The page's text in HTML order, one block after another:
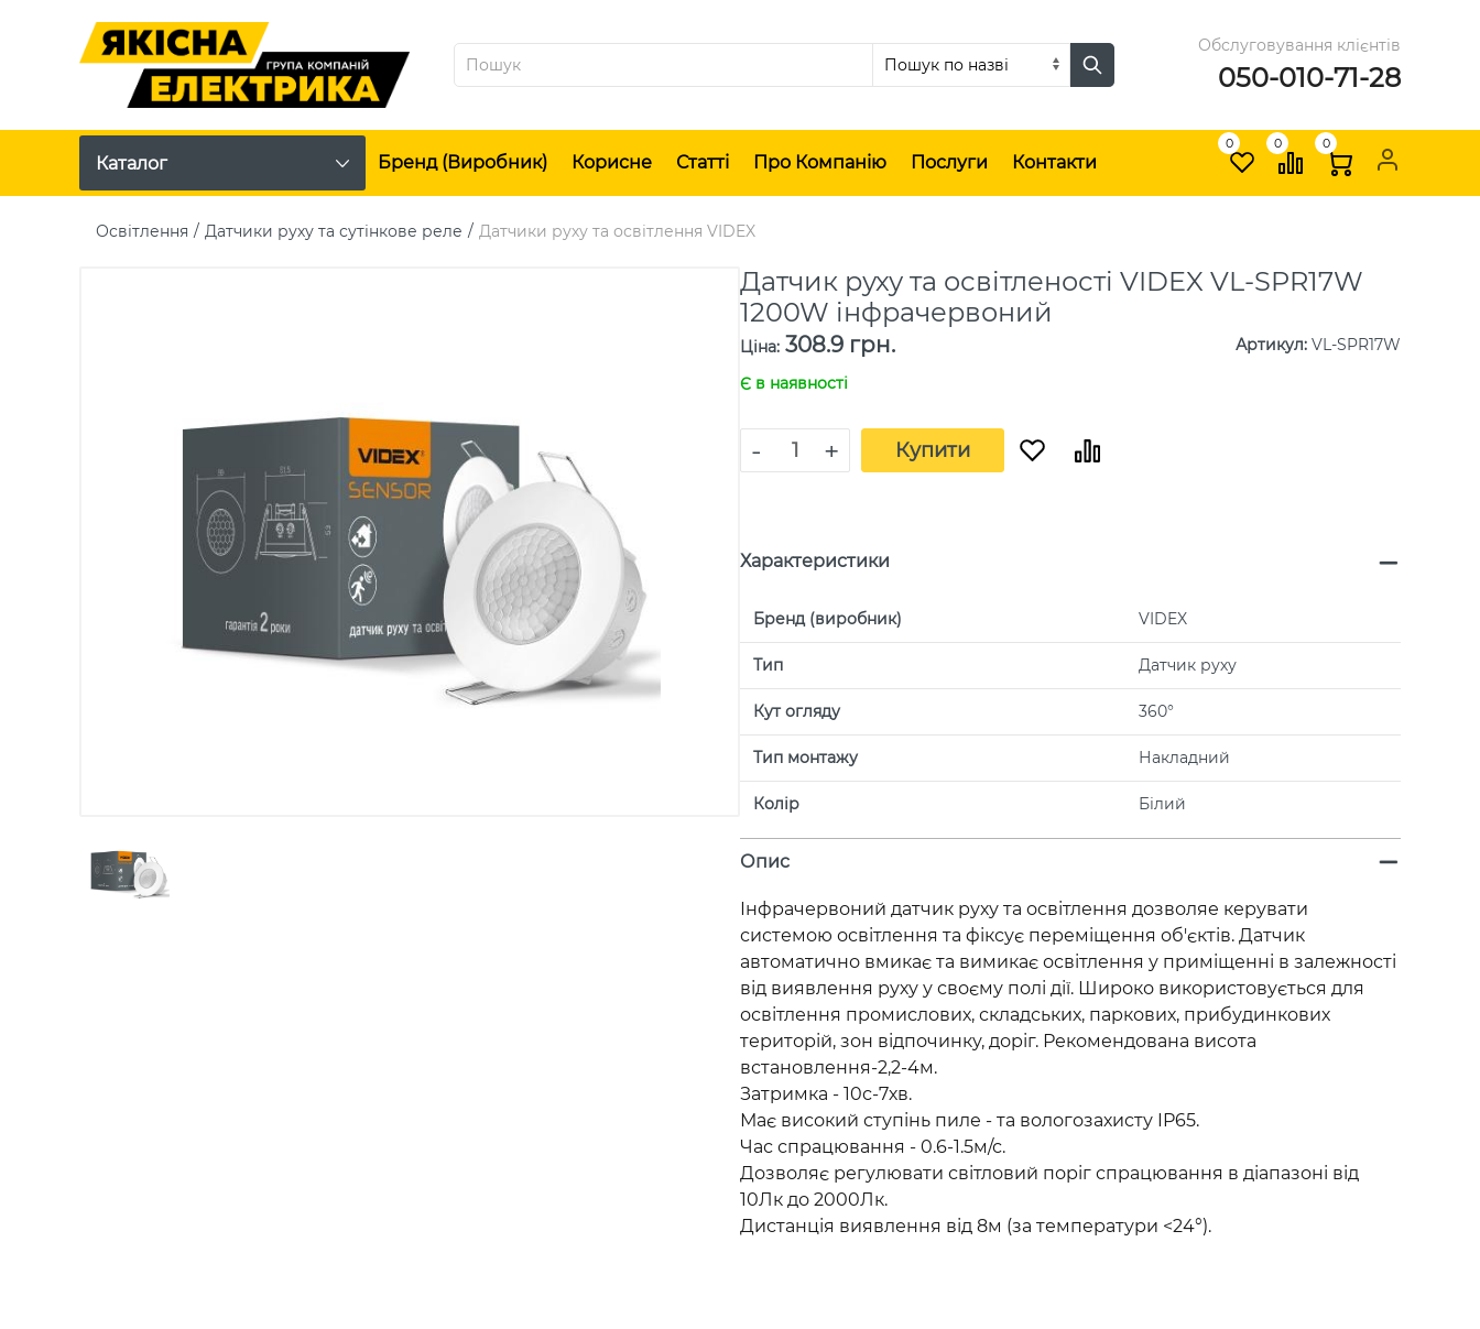
Обслуговування клієнтів
050-010-71-28
Каталог Бренд (виробник) Корисне Статті Про Компанію Послуги Контакти
0 0 0
Освітлення Датчики руху та сутінкове реле Датчики руху та освітлення VIDEX
Датчик руху та освітленості VIDEX VL-SPR17W
1200W інфрачервоний
Ціна: 308.9 грн. Артикул: VL-SPR17W
Є в наявності
- + Купити
Характеристики
Бренд (виробник) VIDEX
Тип Датчик руху
Кут огляду 360°
Тип монтажу Накладний
Колір Білий
Опис
Інфрачервоний датчик руху та освітлення дозволяе керувати
системою освітлення та фіксує переміщення об'єктів. Датчик
автоматично вмикає та вимикає освітлення у приміщенні в залежності
від виявлення руху у своєму полі дії. Широко використовується для
освітлення промислових, складських, паркових, прибудинкових
територій, зон відпочинку, доріг. Рекомендована висота
встановлення-2,2-4м.
Затримка - 10с-7хв.
Має високий ступінь пиле - та вологозахисту IP65.
Час спрацювання - 0.6-1.5м/с.
Дозволяє регулювати світловий поріг спрацювання в діапазоні від
10Лк до 2000Лк.
Дистанція виявлення від 8м (за температури <24°).